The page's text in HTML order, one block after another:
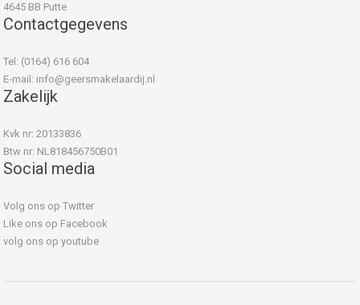
4645 BB Putte
Contactgegevens
Tel: (0164) 616 604
E-mail: info@geersmakelaardij.nl
Zakelijk
Kvk nr: 20133836
Btw nr: NL818456750B01
Social media
Volg ons op Twitter
Like ons op Facebook
volg ons op youtube